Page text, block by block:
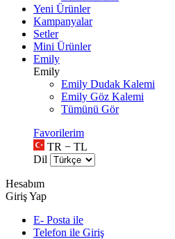
Yeni Ürünler
Kampanyalar
Setler
Mini Ürünler
Emily
Emily
Emily Dudak Kalemi
Emily Göz Kalemi
Tümünü Gör
Favorilerim
TR − TL
Dil
Hesabım
Giriş Yap
E- Posta ile
Telefon ile Giriş